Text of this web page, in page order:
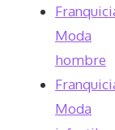
Moda
hombre
Moda